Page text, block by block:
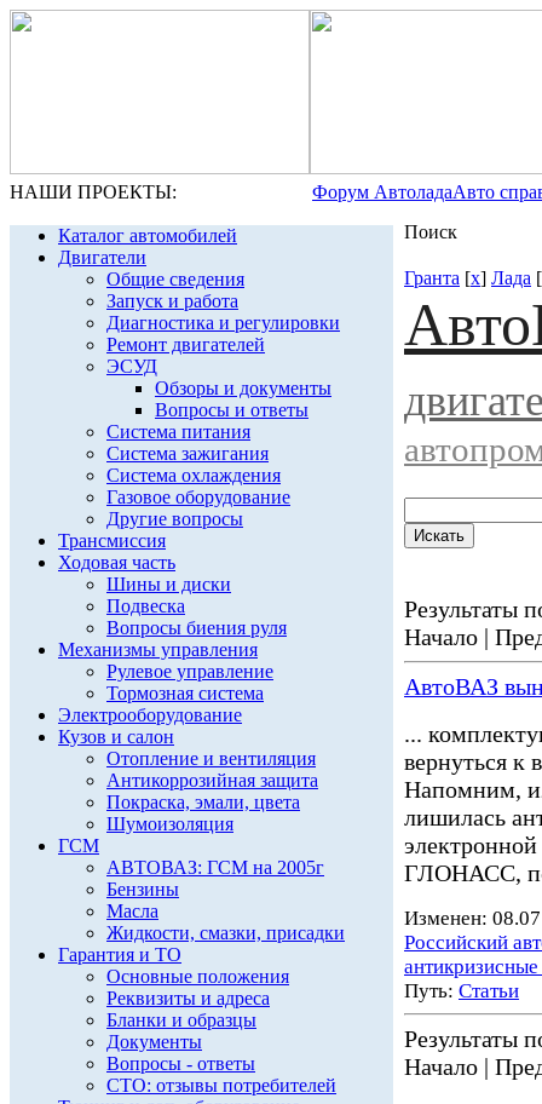
НАШИ ПРОЕКТЫ: Форум АвтоладаАвто
Каталог автомобилей
Двигатели
Общие сведения
Запуск и работа
Диагностика и регулировки
Ремонт двигателей
ЭСУД
Обзоры и документы
Вопросы и ответы
Система питания
Система зажигания
Система охлаждения
Газовое оборудование
Другие вопросы
Трансмиссия
Ходовая часть
Шины и диски
Подвеска
Вопросы биения руля
Механизмы управления
Рулевое управление
Тормозная система
Электрооборудование
Кузов и салон
Отопление и вентиляция
Антикоррозийная защита
Покраска, эмали, цвета
Шумоизоляция
ГСМ
АВТОВАЗ: ГСМ на 2005г
Бензины
Масла
Жидкости, смазки, присадки
Гарантия и ТО
Основные положения
Реквизиты и адреса
Бланки и образцы
Документы
Вопросы - ответы
СТО: отзывы потребителей
Поиск
Гранта [x] Лада [
Результаты
Начало |
АвтоВАЗ
...
вернуться к
Напомним,
лишилась
ГЛОНАСС,
Изменен:
Российский
Путь: Статьи
Результаты
Начало |